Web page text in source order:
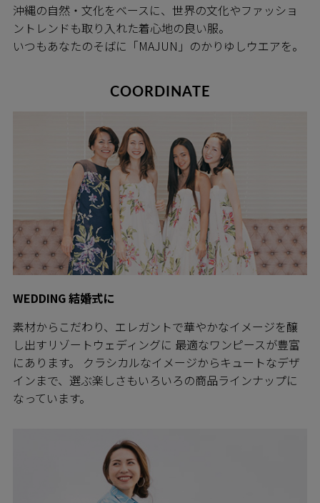
沖縄の自然・文化をベースに、世界の文化やファッショ
ントレンドも取り入れた着心地の良い服。
いつもあなたのそばに「MAJUN」のかりゆしウエアを。
COORDINATE
WEDDING 結婚式に
素材からこだわり、エレガントで華やかなイメージを醸
し出すリゾートウェディングに 最適なワンピースが豊富
にあります。 クラシカルなイメージからキュートなデザ
インまで、選ぶ楽しさもいろいろの商品ラインナップに
なっています。